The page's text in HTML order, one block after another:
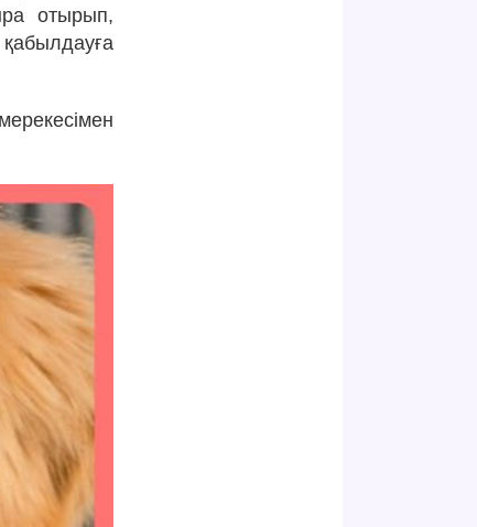
отырып,